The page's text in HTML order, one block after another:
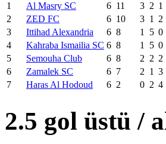
1
Al Masry SC 6 11 3 2 1
2
ZED FC 6 10 3 1 2
3
Ittihad Alexandria 6 8 1 5 0
4
Kahraba Ismailia SC 6 8 1 5 0
5
Semouha Club 6 8 2 2 2
6
Zamalek SC 6 7 2 1 3
7
Haras Al Hodoud 6 2 0 2 4
2.5 gol üstü /